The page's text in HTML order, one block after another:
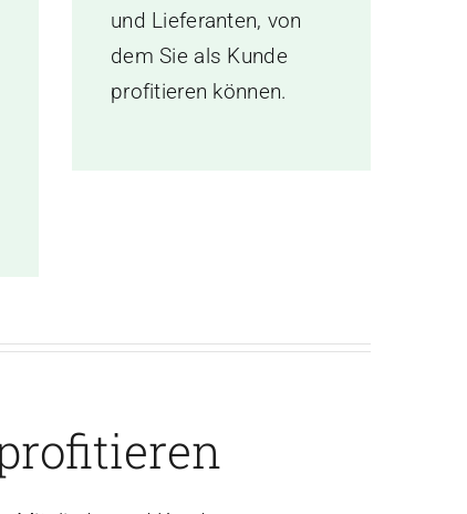
und Lieferanten, von
dem Sie als Kunde
profitieren können.